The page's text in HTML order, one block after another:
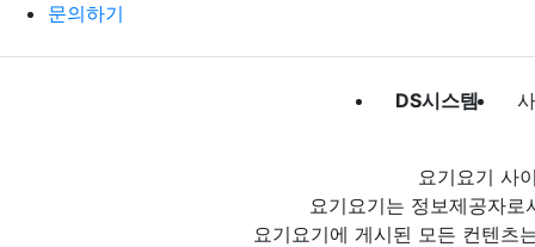
문의하기
DS시스템
요기요기 사
요기요기는 정보제공자
요기요기에 게시된 모든 컨텐츠